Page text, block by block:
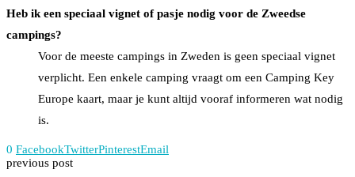
Heb ik een speciaal vignet of pasje nodig voor de Zweedse
campings?
Voor de meeste campings in Zweden is geen speciaal vignet
verplicht. Een enkele camping vraagt om een Camping Key
Europe kaart, maar je kunt altijd vooraf informeren wat nodig
is.
0 FacebookTwitterPinterestEmail
previous post